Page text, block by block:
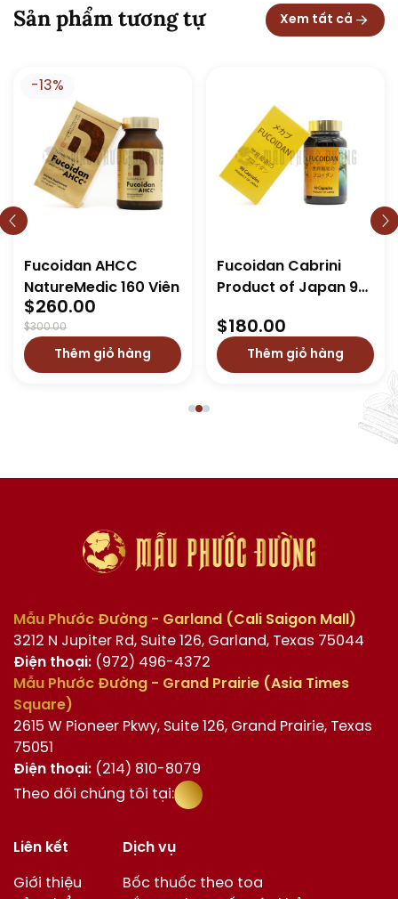
Sản phẩm tương tự Xem tất cả
-13%
Fucoidan AHCC
NatureMedic 160 Viên
$300.00
Original
price
was:
$300.00.
$260.00
Current
price
is:
$260.00.Thêm giỏ hàng
Fucoidan Cabrini
Product of Japan 90
$180.00
Thêm giỏ hàng
Mẫu Phước Đường - Garland (Cali Saigon Mall)
3212 N Jupiter Rd, Suite 126, Garland, Texas 75044
Điện thoại: (972) 496-4372
Mẫu Phước Đường - Grand Prairie (Asia Times
Square)
2615 W Pioneer Pkwy, Suite 126, Grand Prairie, Texas
75051
Điện thoại: (214) 810-8079
Theo dõi chúng tôi tại:
Liên kết
Giới thiệu
Dịch vụ
Bốc thuốc theo toa